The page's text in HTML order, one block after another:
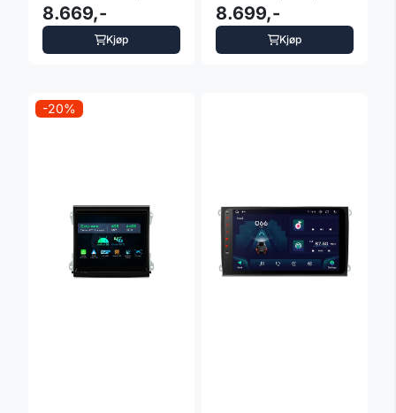
for Porsche
Panamera
8.669,-
Kjøp
Boxer | Cayman | ...
8.699,-
Kjøp
-20%